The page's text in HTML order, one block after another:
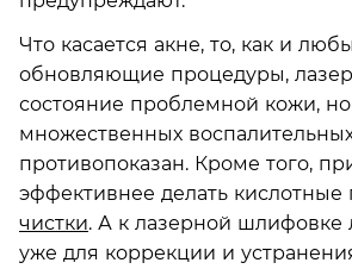
Что касается акне, то, как и
обновляющие процедуры,
состояние проблемной кожи,
множественных
противопоказан. Кроме того,
эффективнее делать кислотные
чистки. А к лазерной шлифовке
уже для коррекции и